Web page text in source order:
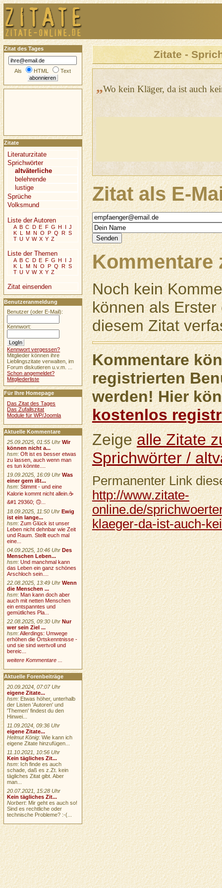
Zitate -
„Wo kein Kläger, da ist auch
Zitat als E-
Kommentare
Noch kein
können als
diesem Zitat
Kommentare
registrierten
werden! Hier
kostenlos
Zeigealle Zitate
Sprichwörter /
Permanenter Link
http://www.zitate-
online.de/
klaeger-da-ist-auch-
Zitat des Tages
Als HTML Text
Zitate
Literaturzitate
Sprichwörter
altväterliche
belehrende
lustige
Sprüche
Volksmund
Liste der Autoren
A B C D E F G H I J
K L M N O P Q R S
T U V W X Y Z
Liste der Themen
A B C D E F G H I J
K L M N O P Q R S
T U V W X Y Z
Zitat einsenden
Benutzeranmeldung
Benutzer (oder E-Mail):
Kennwort:
Kennwort vergessen?
Mitglieder können ihre
Lieblingszitate verwalten, im
Forum diskutieren u.v.m. ...
Schon angemeldet?
Mitgliederliste
Für Ihre Homepage
Das Zitat des Tages
Das Zufallszitat
Module für WP/Joomla
Aktuelle Kommentare
25.09.2025, 01:55 Uhr Wir
können nicht a...
hsm:Oft ist es besser etwas
zu lassen, auch wenn man
es tun könnte....
19.09.2025, 16:09 Uhr Was
einer gern ißt...
hsm:Stimmt - und eine
Kalorie kommt nicht allein.☕
&#1 29360; 🙃...
18.09.2025, 11:50 Uhr Ewig
ist ein lange...
hsm:Zum Glück ist unser
Leben nicht dehnbar wie Zeit
und Raum. Stellt euch mal
eine...
04.09.2025, 10:46 Uhr Des
Menschen Leben...
hsm:Und manchmal kann
das Leben ein ganz schönes
Arschloch sein....
22.08.2025, 13:49 Uhr Wenn
die Menschen ...
hsm:Man kann doch aber
auch mit netten Menschen
ein entspanntes und
gemütliches Pla...
22.08.2025, 09:30 Uhr Nur
wer sein Ziel ...
hsm:Allerdings: Umwege
erhöhen die Ortskenntnisse -
und sie sind wertvoll und
bereic...
weitere Kommentare ...
Aktuelle Forenbeiträge
20.09.2024, 07:07 Uhr
eigene Zitate...
hsm: Etwas höher, unterhalb
der Listen 'Autoren' und
'Themen' findest du den
Hinwei...
11.09.2024, 09:36 Uhr
eigene Zitate...
Helmut König: Wie kann ich
eigene Zitate hinzufügen...
11.10.2021, 10:56 Uhr
Kein tägliches Zit...
hsm: Ich finde es auch
schade, daß es z.Zt. kein
tägliches Zitat gibt. Aber
man...
20.07.2021, 15:28 Uhr
Kein tägliches Zit...
Norbert: Mir geht es auch so!
Sind es rechtliche oder
technische Probleme? :-(...